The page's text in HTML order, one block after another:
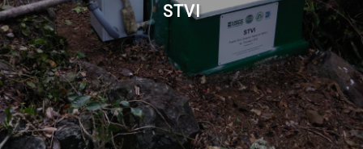
STVI